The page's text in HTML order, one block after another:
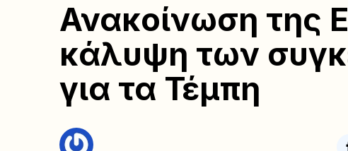
Ανακοίνωση της
κάλυψη των
για τα Τέμπη